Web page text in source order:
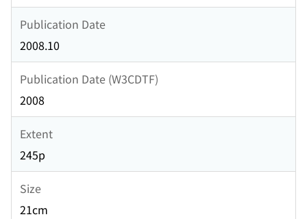
Publication Date
2008.10
Publication Date (W3CDTF)
2008
Extent
245p
Size
21cm